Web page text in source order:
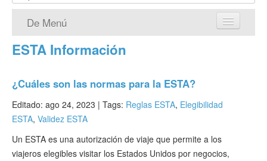
De Menú
Página de inicio
¿Qué es ESTA?
VWP
Verificar ESTA
ESTA Información
¿Cuáles son las normas para la ESTA?
Editado: ago 24, 2023 | Tags: Reglas ESTA, Elegibilidad
ESTA, Validez ESTA
Un ESTA es una autorización de viaje que permite a los
viajeros elegibles visitar los Estados Unidos por negocios,